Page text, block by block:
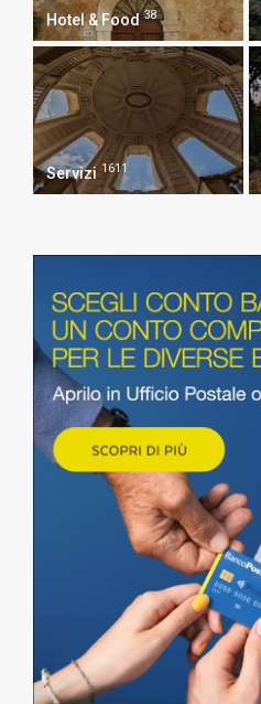
Hotel & Food 38
Servizi 1611